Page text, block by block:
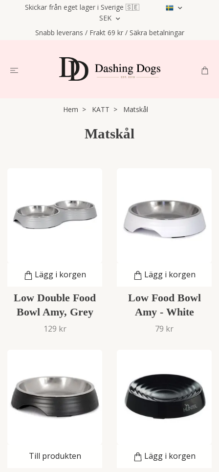
Skickar från eget lager i Sverige 🇸🇪
SEK
Snabb leverans / Frakt 69 kr / Säkra betalningar
Hem KATT Matskål
Matskål
Lägg i korgen
Low Double Food
Bowl Amy, Grey
129 kr
Lägg i korgen
Low Food Bowl
Amy - White
79 kr
Till produkten Lägg i korgen